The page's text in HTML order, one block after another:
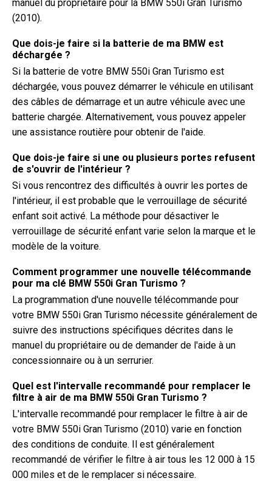
manuel du propriétaire pour la BMW 550i Gran Turismo
(2010).
Que dois-je faire si la batterie de ma BMW est
déchargée ?
Si la batterie de votre BMW 550i Gran Turismo est
déchargée, vous pouvez démarrer le véhicule en utilisant
des câbles de démarrage et un autre véhicule avec une
batterie chargée. Alternativement, vous pouvez appeler
une assistance routière pour obtenir de l'aide.
Que dois-je faire si une ou plusieurs portes refusent
de s'ouvrir de l'intérieur ?
Si vous rencontrez des difficultés à ouvrir les portes de
l'intérieur, il est probable que le verrouillage de sécurité
enfant soit activé. La méthode pour désactiver le
verrouillage de sécurité enfant varie selon la marque et le
modèle de la voiture.
Comment programmer une nouvelle télécommande
pour ma clé BMW 550i Gran Turismo ?
La programmation d'une nouvelle télécommande pour
votre BMW 550i Gran Turismo nécessite généralement de
suivre des instructions spécifiques décrites dans le
manuel du propriétaire ou de demander de l'aide à un
concessionnaire ou à un serrurier.
Quel est l'intervalle recommandé pour remplacer le
filtre à air de ma BMW 550i Gran Turismo ?
L'intervalle recommandé pour remplacer le filtre à air de
votre BMW 550i Gran Turismo (2010) varie en fonction
des conditions de conduite. Il est généralement
recommandé de vérifier le filtre à air tous les 12 000 à 15
000 miles et de le remplacer si nécessaire.